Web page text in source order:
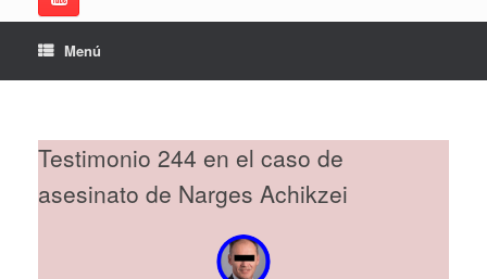
Menú
Testimonio 244 en el caso de
asesinato de Narges Achikzei